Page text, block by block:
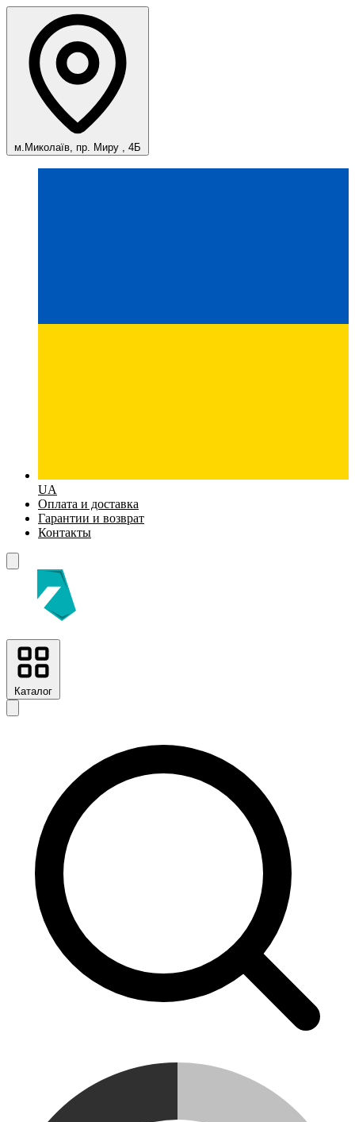
м.Миколаїв, пр. Миру , 4Б
UA
Оплата и доставка
Гарантии и возврат
Контакты
Каталог